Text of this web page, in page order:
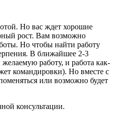
Но вас ждет хорошие
рост. Вам возможно
Но чтобы найти работу
В ближайшее 2-3
работу, и работа как-
командировки). Но вместе с
или возможно будет
консультации.